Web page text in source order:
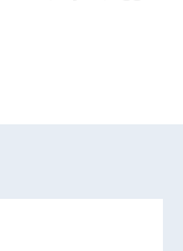
i frys minst – 18 c
Islandsfisk i